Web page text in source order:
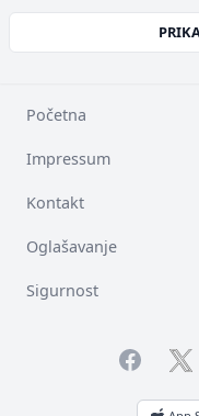
Početna
Impressum
Kontakt
Oglašavanje
Sigurnost
Facebook